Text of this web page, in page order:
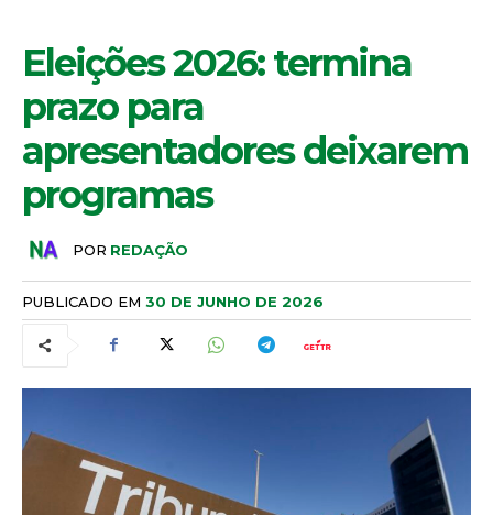
Eleições 2026: termina
prazo para
apresentadores deixarem
programas
POR REDAÇÃO
PUBLICADO EM 30 DE JUNHO DE 2026